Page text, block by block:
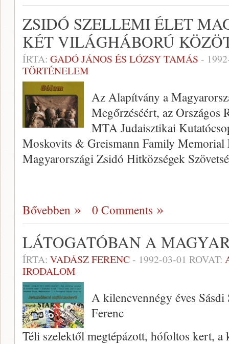
ZSIDÓ SZELLEMI ÉLET
KÉT VILÁGHÁBORÚ
ÍRTA: GADÓ JÁNOS ÉS LÓZSY TAMÁS -
TÖRTÉNELEM
Az Alapítvány a
Megőrzéséért, az Országos
MTA Judaisztikai
Moskovits & Greismann Family Memorial
Magyarországi Zsidó Hitközségek
Bővebben 0 Comments
LÁTOGATÓBAN A
ÍRTA: VADÁSZ FERENC- 1992-03-01 ROVAT:
IRODALOM
A kilencvennégy éves Sásdi
Ferenc
Téli szelektől megtépázott, hófoltos kert, a